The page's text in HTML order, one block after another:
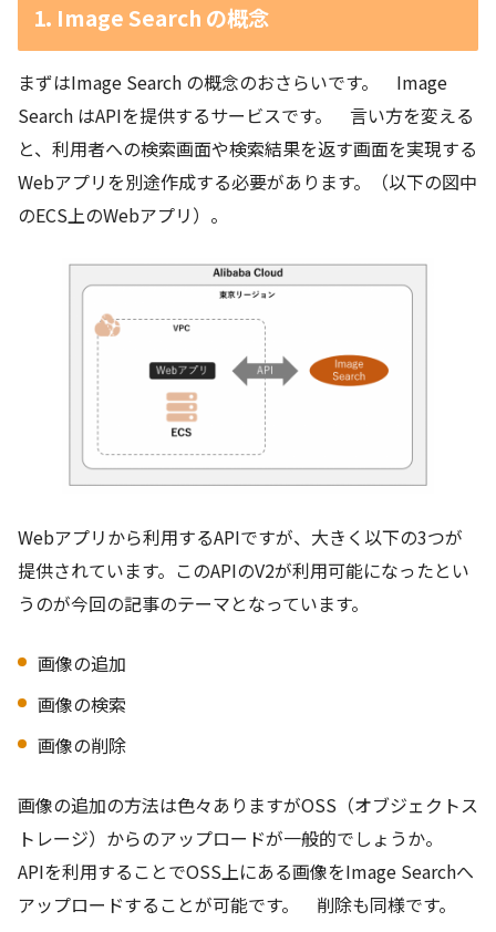
1. Image Search の概念
まずはImage Search の概念のおさらいです。 Image
Search はAPIを提供するサービスです。 言い方を変える
と、利用者への検索画面や検索結果を返す画面を実現する
Webアプリを別途作成する必要があります。（以下の図中
のECS上のWebアプリ）。
Webアプリから利用するAPIですが、大きく以下の3つが
提供されています。このAPIのV2が利用可能になったとい
うのが今回の記事のテーマとなっています。
画像の追加
画像の検索
画像の削除
画像の追加の方法は色々ありますがOSS（オブジェクトス
トレージ）からのアップロードが一般的でしょうか。
APIを利用することでOSS上にある画像をImage Searchへ
アップロードすることが可能です。 削除も同様です。